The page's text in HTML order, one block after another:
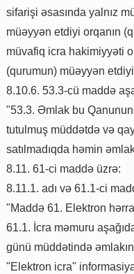
sifarişi əsasında yalnız
müəyyən etdiyi orqanın
müvafiq icra hakimiyyəti
(qurumun) müəyyən etdiyi
8.10.6. 53.3-cü maddə
"53.3. Əmlak bu
tutulmuş müddətdə və
satılmadıqda həmin
8.11. 61-ci maddə üzrə:
8.11.1. adı və 61.1-ci
"Maddə 61. Elektron
61.1. İcra məmuru
günü müddətində
"Elektron icra"